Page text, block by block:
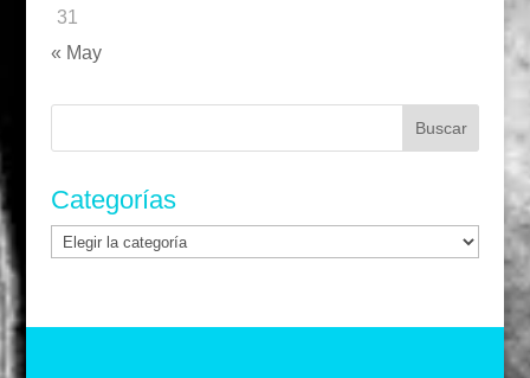
31
« May
Buscar:
Categorías
Categorías